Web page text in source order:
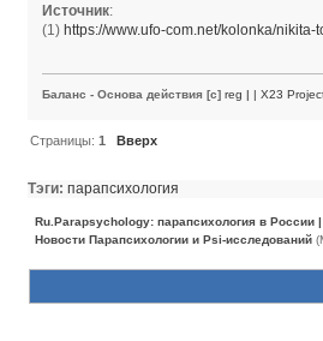
Источник:
(1) https://www.ufo-com.net/kolonka/
Баланс - Основа действия [c] reg | | X23
Страницы:1
Вверх
Тэги: парапсихология
Ru.Parapsychology: парапсихология в России
Новости Парапсихологии и Psi-исследований